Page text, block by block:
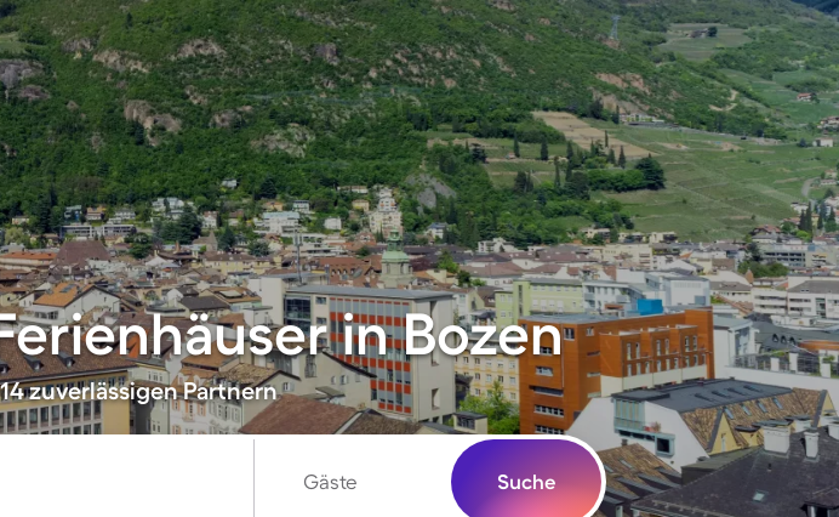
in Bozen
zuverlässigen Partnern
Gäste Suche